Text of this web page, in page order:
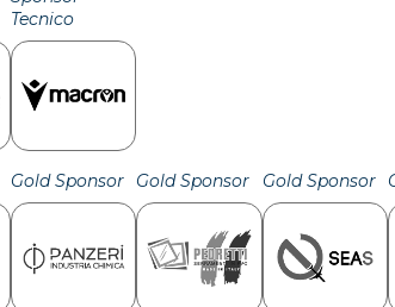
Tecnico
Gold Sponsor Gold Sponsor Gold Sponsor